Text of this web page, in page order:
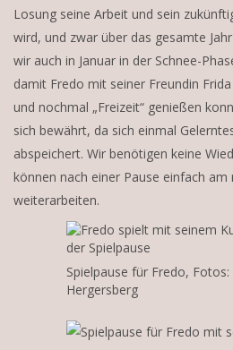
Losung seine Arbeit und sein
wird, und zwar über das gesamte
wir auch in Januar in der Schnee-
damit Fredo mit seiner Freundin
und nochmal „Freizeit“ genießen
sich bewährt, da sich einmal
abspeichert. Wir benötigen keine
können nach einer Pause einfach am
weiterarbeiten.
Spielpause für Fredo, Fotos:
Hergersberg